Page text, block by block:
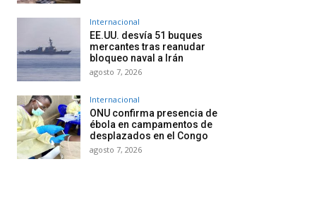
Internacional
EE.UU. desvía 51 buques
mercantes tras reanudar
bloqueo naval a Irán
agosto 7, 2026
Internacional
ONU confirma presencia de
ébola en campamentos de
desplazados en el Congo
agosto 7, 2026